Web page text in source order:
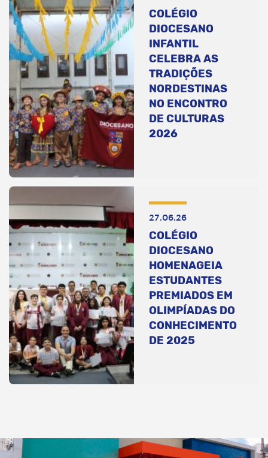
COLÉGIO
DIOCESANO
INFANTIL
CELEBRA AS
TRADIÇÕES
NORDESTINAS
NO ENCONTRO
DE CULTURAS
2026
27.06.26
COLÉGIO
DIOCESANO
HOMENAGEIA
ESTUDANTES
PREMIADOS EM
OLIMPÍADAS DO
CONHECIMENTO
DE 2025